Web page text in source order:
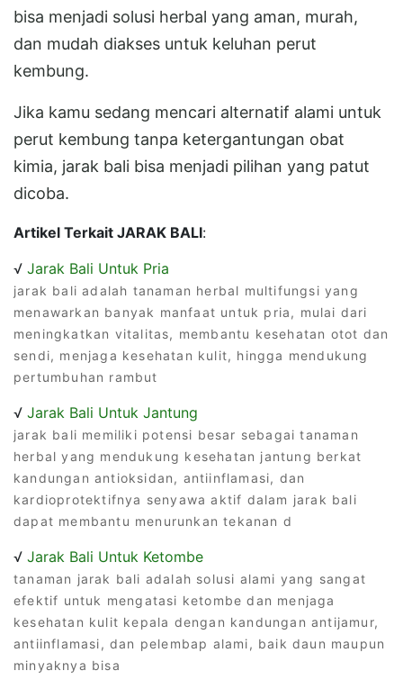
bisa menjadi solusi herbal yang aman, murah,
dan mudah diakses untuk keluhan perut
kembung.
Jika kamu sedang mencari alternatif alami untuk
perut kembung tanpa ketergantungan obat
kimia, jarak bali bisa menjadi pilihan yang patut
dicoba.
Artikel Terkait JARAK BALI:
√ Jarak Bali Untuk Pria
jarak bali adalah tanaman herbal multifungsi yang
menawarkan banyak manfaat untuk pria, mulai dari
meningkatkan vitalitas, membantu kesehatan otot dan
sendi, menjaga kesehatan kulit, hingga mendukung
pertumbuhan rambut
√ Jarak Bali Untuk Jantung
jarak bali memiliki potensi besar sebagai tanaman
herbal yang mendukung kesehatan jantung berkat
kandungan antioksidan, antiinflamasi, dan
kardioprotektifnya senyawa aktif dalam jarak bali
dapat membantu menurunkan tekanan d
√ Jarak Bali Untuk Ketombe
tanaman jarak bali adalah solusi alami yang sangat
efektif untuk mengatasi ketombe dan menjaga
kesehatan kulit kepala dengan kandungan antijamur,
antiinflamasi, dan pelembap alami, baik daun maupun
minyaknya bisa